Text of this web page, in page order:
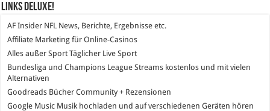
Links DeLuXe!
AF Insider NFL News, Berichte, Ergebnisse etc.
Affiliate Marketing für Online-Casinos
Alles außer Sport Täglicher Live Sport
Bundesliga und Champions League Streams kostenlos und mit vielen
Alternativen
Goodreads Bücher Community + Rezensionen
Google Music Musik hochladen und auf verschiedenen Geräten hören